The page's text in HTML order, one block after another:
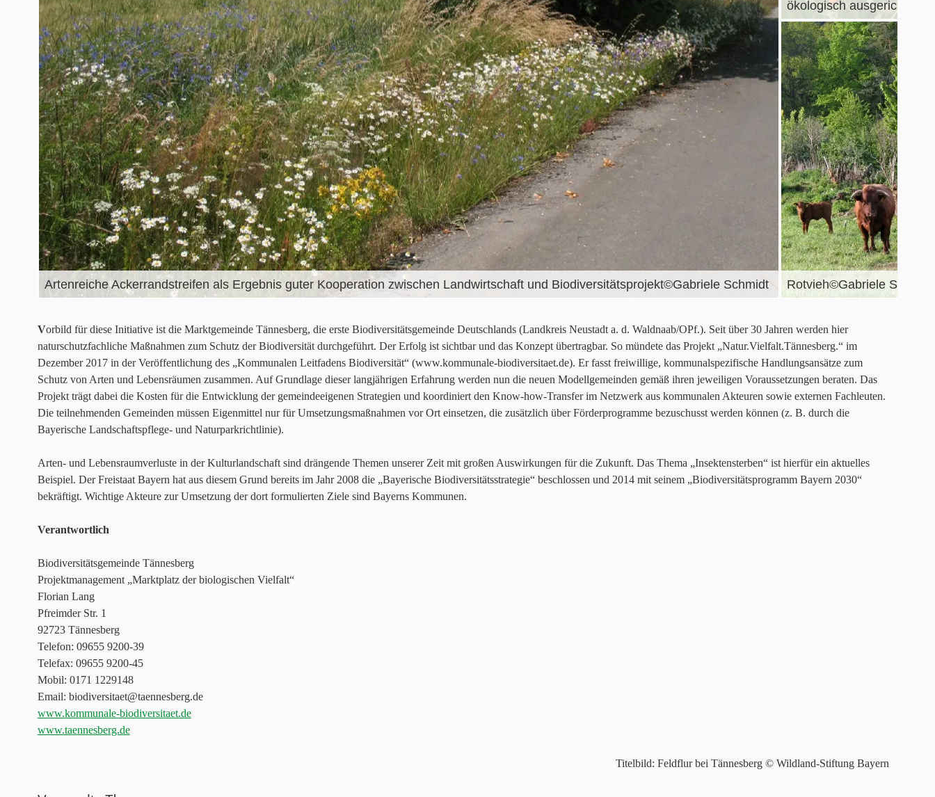
Artenreiche Ackerrandstreifen als Ergebnis guter Kooperation zwischen Landwirtschaft und Biodiversitätsprojekt©Gabriele Schmidt Rotvieh©Gabriele Schmidt
Vorbild für diese Initiative ist die Marktgemeinde Tännesberg, die erste Biodiversitätsgemeinde Deutschlands (Landkreis Neustadt a. d. Waldnaab/OPf.). Seit über 30 Jahren werden hier
naturschutzfachliche Maßnahmen zum Schutz der Biodiversität durchgeführt. Der Erfolg ist sichtbar und das Konzept übertragbar. So mündete das Projekt „Natur.Vielfalt.Tännesberg.“ im
Dezember 2017 in der Veröffentlichung des „Kommunalen Leitfadens Biodiversität“ (www.kommunale-biodiversitaet.de). Er fasst freiwillige, kommunalspezifische Handlungsansätze zum
Schutz von Arten und Lebensräumen zusammen. Auf Grundlage dieser langjährigen Erfahrung werden nun die neuen Modellgemeinden gemäß ihren jeweiligen Voraussetzungen beraten. Das
Projekt trägt dabei die Kosten für die Entwicklung der gemeindeeigenen Strategien und koordiniert den Know-how-Transfer im Netzwerk aus kommunalen Akteuren sowie externen Fachleuten.
Die teilnehmenden Gemeinden müssen Eigenmittel nur für Umsetzungsmaßnahmen vor Ort einsetzen, die zusätzlich über Förderprogramme bezuschusst werden können (z. B. durch die
Bayerische Landschaftspflege- und Naturparkrichtlinie).
Arten- und Lebensraumverluste in der Kulturlandschaft sind drängende Themen unserer Zeit mit großen Auswirkungen für die Zukunft. Das Thema „Insektensterben“ ist hierfür ein aktuelles
Beispiel. Der Freistaat Bayern hat aus diesem Grund bereits im Jahr 2008 die „Bayerische Biodiversitätsstrategie“ beschlossen und 2014 mit seinem „Biodiversitätsprogramm Bayern 2030“
bekräftigt. Wichtige Akteure zur Umsetzung der dort formulierten Ziele sind Bayerns Kommunen.
Verantwortlich
Biodiversitätsgemeinde Tännesberg
Projektmanagement „Marktplatz der biologischen Vielfalt“
Florian Lang
Pfreimder Str. 1
92723 Tännesberg
Telefon: 09655 9200-39
Telefax: 09655 9200-45
Mobil: 0171 1229148
Email: biodiversitaet@taennesberg.de
www.kommunale-biodiversitaet.de
www.taennesberg.de
Titelbild: Feldflur bei Tännesberg © Wildland-Stiftung Bayern